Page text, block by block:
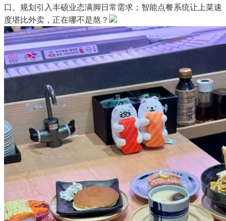
口。规划引入丰硕业态满脚日常需求；智能点餐系统让上菜速
度堪比外卖，正在哪不是熬？